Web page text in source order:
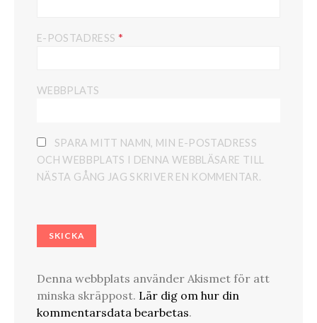
E-POSTADRESS *
WEBBPLATS
SPARA MITT NAMN, MIN E-POSTADRESS
OCH WEBBPLATS I DENNA WEBBLÄSARE TILL
NÄSTA GÅNG JAG SKRIVER EN KOMMENTAR.
Denna webbplats använder Akismet för att
minska skräppost. Lär dig om hur din
kommentarsdata bearbetas.